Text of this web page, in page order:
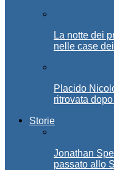
La notte dei
nelle case
Placido
ritrovata
Storie
Jonathan
passato allo